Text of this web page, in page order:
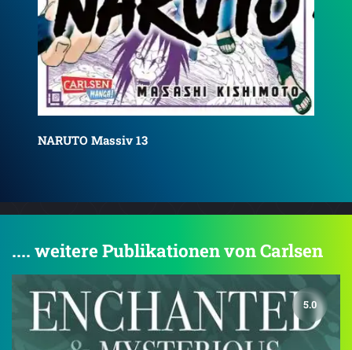
NARUTO Massiv 14
.... weitere Publikationen von Carlsen
5.0